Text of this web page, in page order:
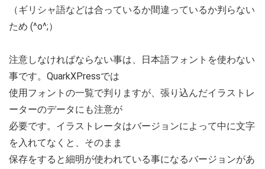
（ギリシャ語などは合っているか間違っているか判らない
ため (^o^;）
注意しなければならない事は、日本語フォントを使わない
事です。QuarkXPressでは
使用フォントの一覧で判りますが、張り込んだイラストレ
ーターのデータにも注意が
必要です。イラストレータはバージョンによって中に文字
を入れてなくと、そのまま
保存をすると細明が使われている事になるバージョンがあ